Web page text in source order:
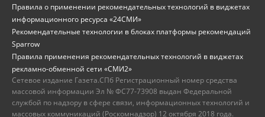
Правила о применении рекомендательных технологий в виджетах
информационного ресурса «24СМИ»
Рекомендательные технологии в блоках платформы рекомендаций
Sparrow
Правила применения рекомендательных технологий в виджетах
рекламно-обменной сети «СМИ2»
Сетевое издание Газета.СПб Регистрационный номер средства
массовой информации Эл № ФС77-73908 выдан Федеральной
службой по надзору в сфере связи, информационных технологий и
массовых коммуникаций (Роскомнадзор) 12 октября 2018 года.